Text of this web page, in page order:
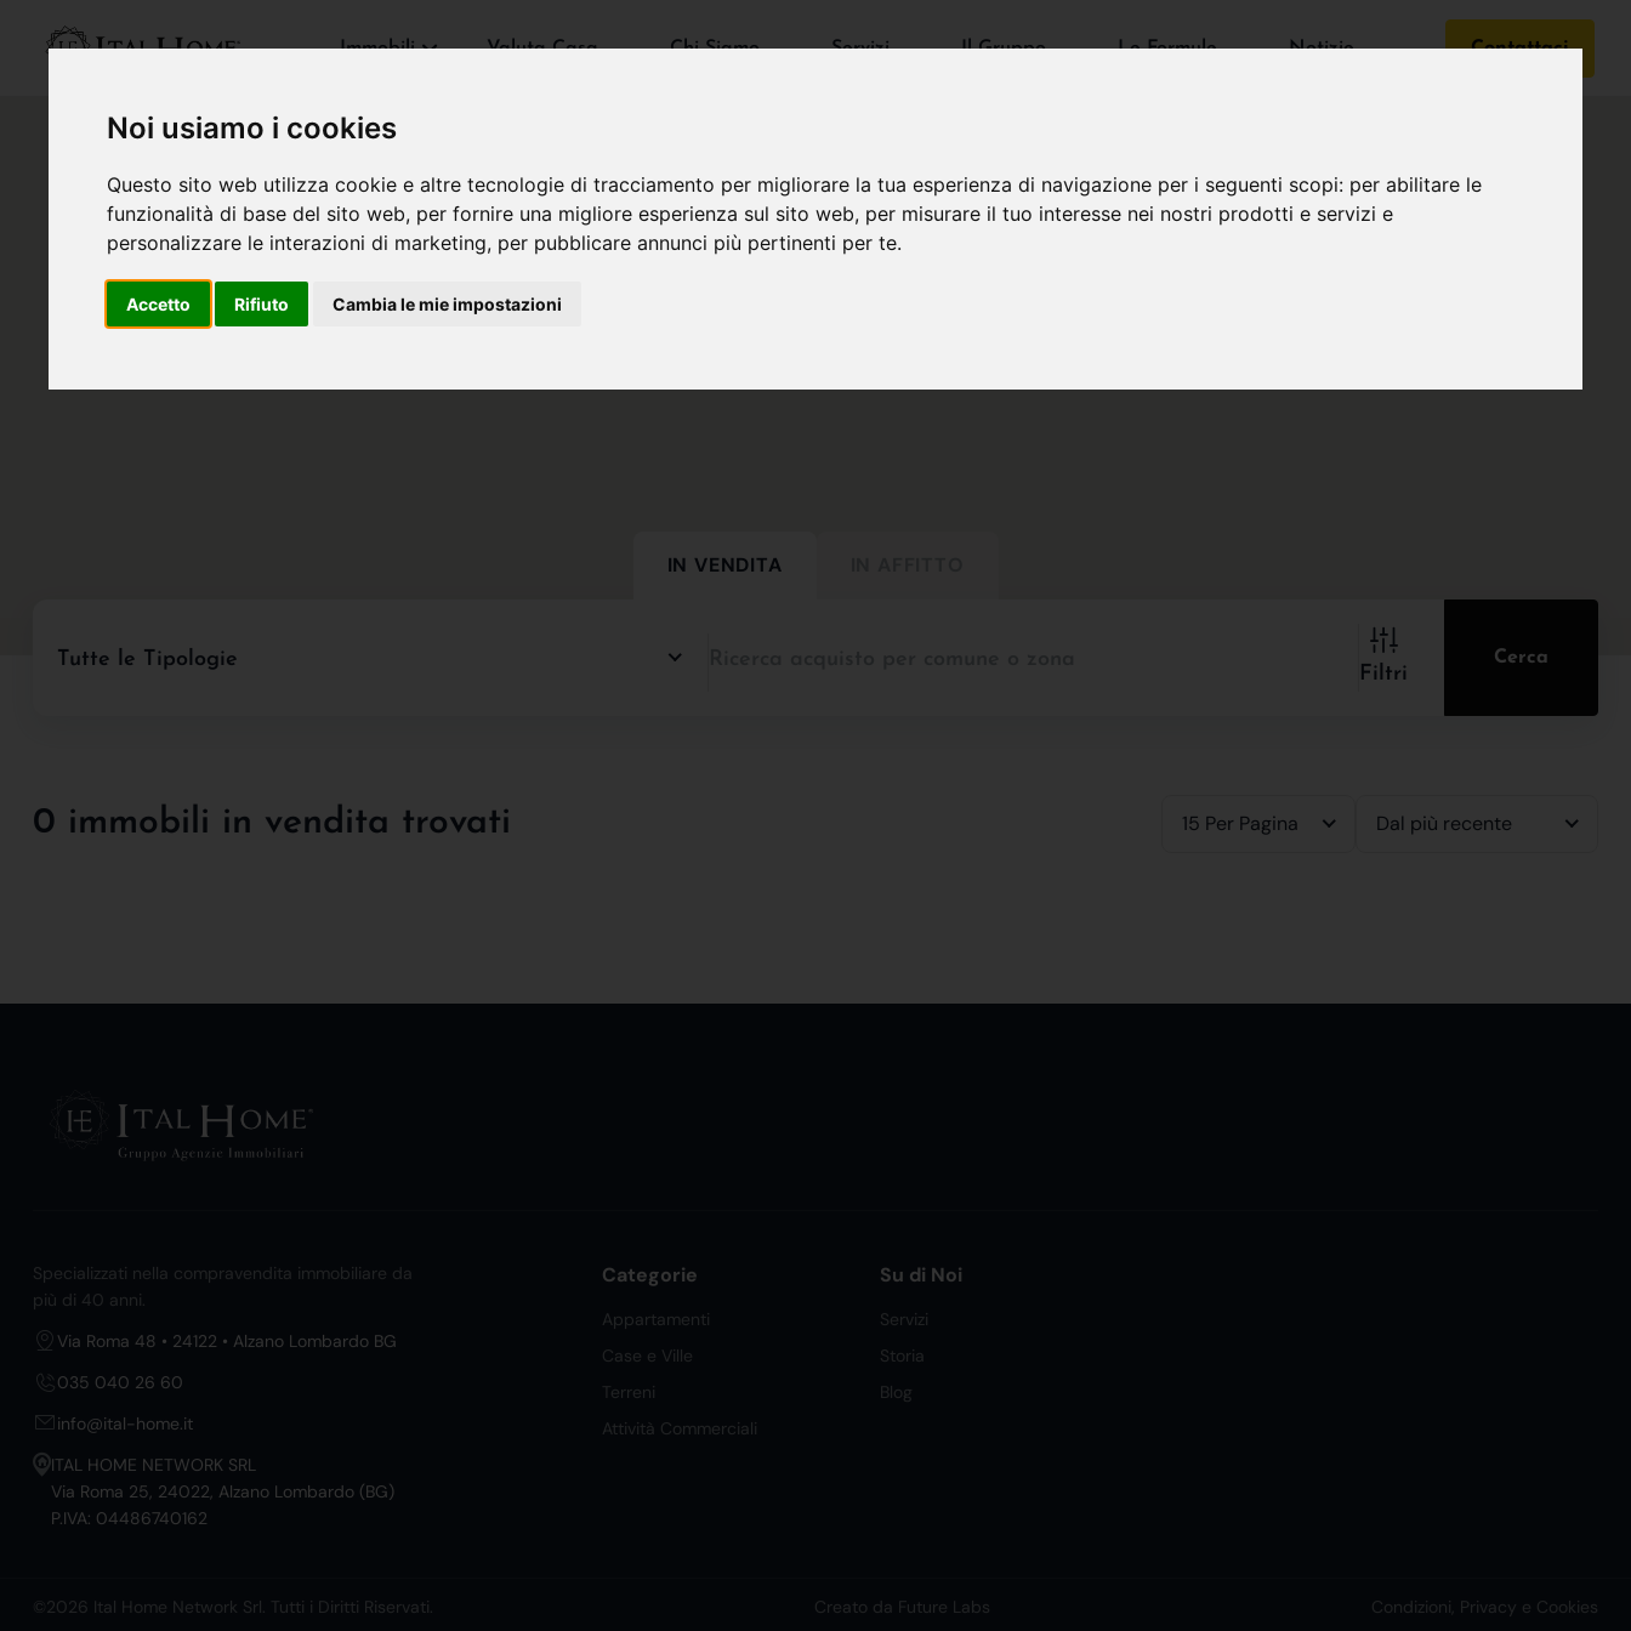
Noi usiamo i cookies
Questo sito web utilizza cookie e altre tecnologie di tracciamento per migliorare la tua esperienza di navigazione per i seguenti scopi: per abilitare le
funzionalità di base del sito web, per fornire una migliore esperienza sul sito web, per misurare il tuo interesse nei nostri prodotti e servizi e
personalizzare le interazioni di marketing, per pubblicare annunci più pertinenti per te.
Accetto Rifiuto Cambia le mie impostazioni
Immobili Valuta Casa Chi Siamo Servizi Il Gruppo Le Formule Notizie Contattaci
IN VENDITA
Tutte le Tipologie
Filtri
Cerca
0 immobili in vendita trovati 15 Per Pagina Dal più recente
Specializzati nella compravendita immobiliare da
più di 40 anni.
Via Roma 48 • 24122 • Alzano Lombardo BG
035 040 26 60
info@ital-home.it
ITAL HOME NETWORK SRL
Via Roma 25, 24022, Alzano Lombardo (BG)
P.IVA: 04486740162
Categorie
Appartamenti
Case e Ville
Terreni
Attività Commerciali
Su di Noi
Servizi
Storia
Blog
©2026 Ital Home Network Srl. Tutti i Diritti Riservati. Creato da Future Labs Condizioni, Privacy e Cookies